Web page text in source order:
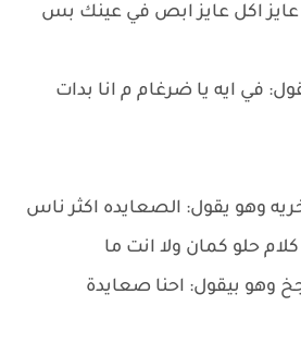
اكل عايز ابص في عينك بس
في ايه يا ضرغام م انا بدات
وهو يقول: الصعايده اكثر ناس
كلام حلو كمان ولا انت ما
بيقول: احنا صعايدة